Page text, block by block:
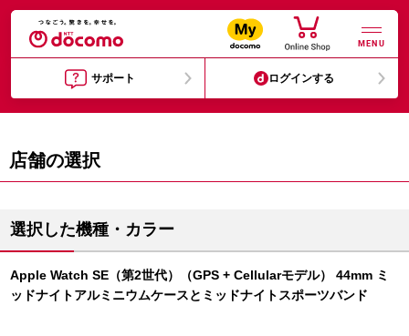
MENU
サポート ログインする
店舗の選択
選択した機種・カラー
Apple Watch SE（第2世代）（GPS + Cellularモデル） 44mm ミ
ッドナイトアルミニウムケースとミッドナイトスポーツバンド